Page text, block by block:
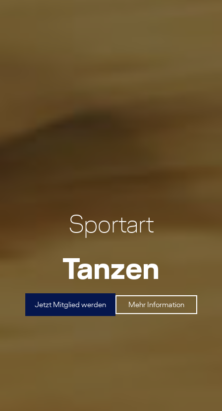
Sportart
Tanzen
Jetzt Mitglied werden Mehr Information